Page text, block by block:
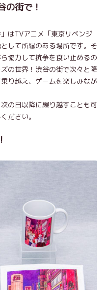
の街で！
はTVアニメ「東京リベンジ
して所縁のある場所です。そ
協力して抗争を食い止めるの
の世界！渋谷の街で次々と降
り越え、ゲームを楽しみなが
の日以降に繰り越すことも可
ださい。